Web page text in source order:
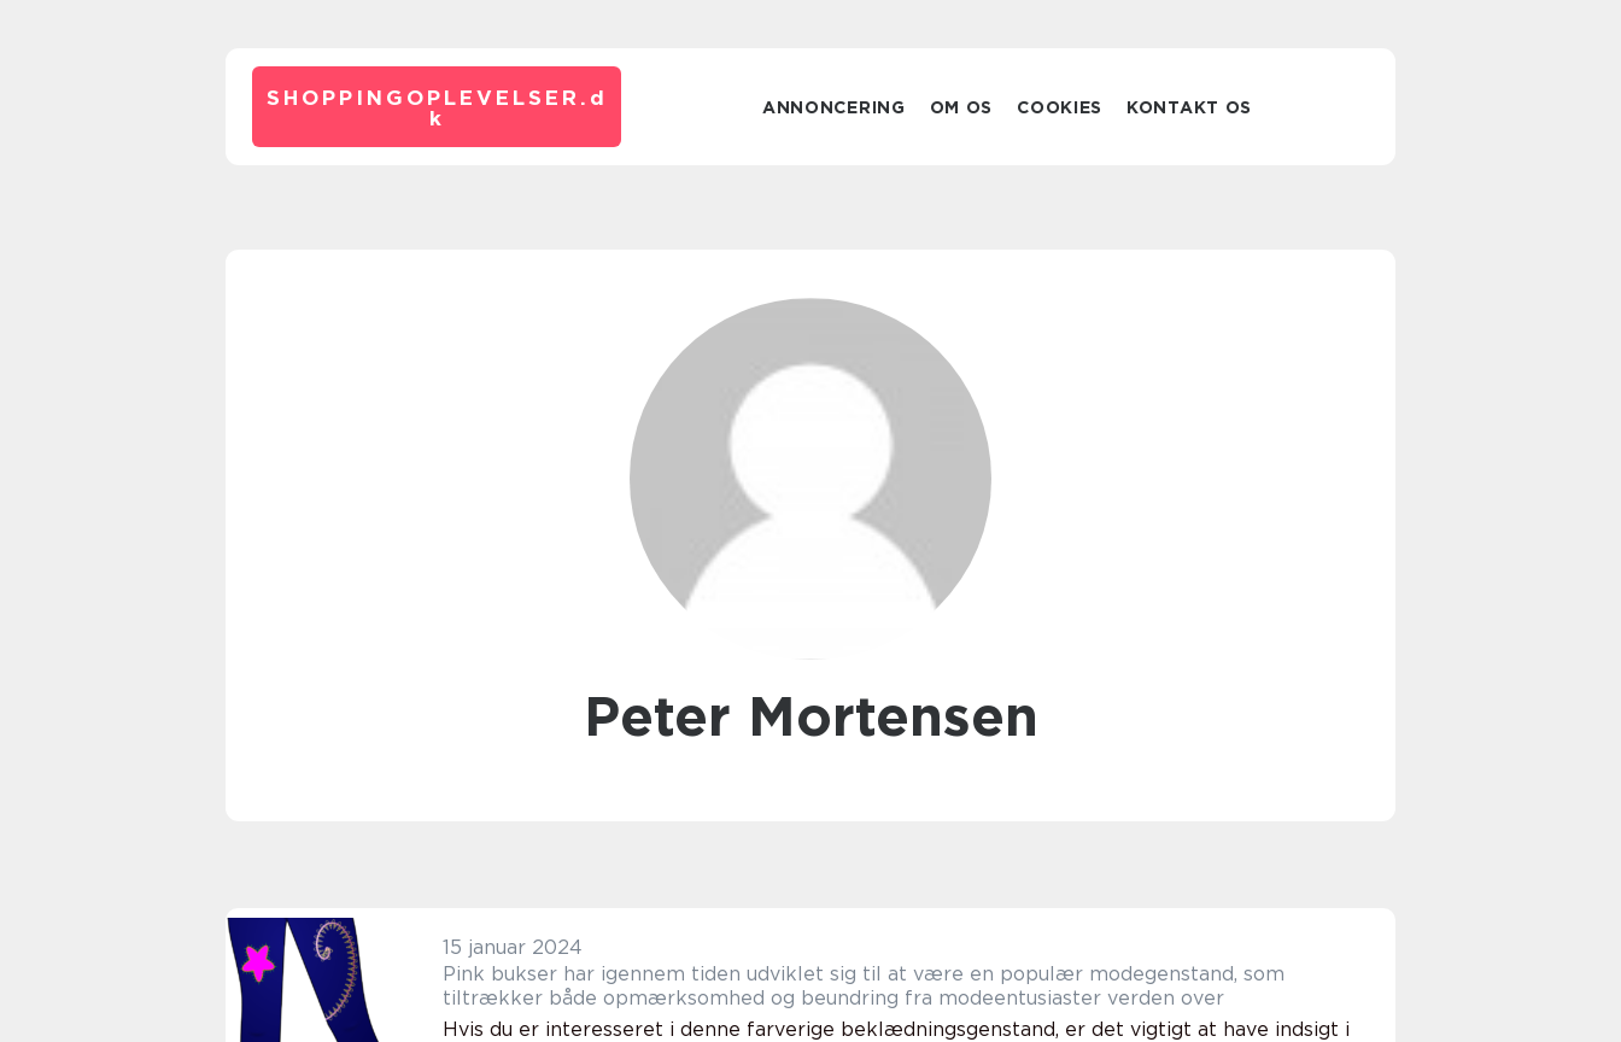
SHOPPINGOPLEVELSER. d
k
ANNONCERING OM OS COOKIES KONTAKT OS
Peter Mortensen
15 januar 2024
Pink bukser har igennem tiden udviklet sig til at være en populær modegenstand, som
tiltrækker både opmærksomhed og beundring fra modeentusiaster verden over
Hvis du er interesseret i denne farverige beklædningsgenstand, er det vigtigt at have indsigt i